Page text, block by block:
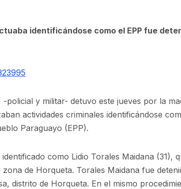
identificándose como el EPP fue
-policial y militar- detuvo este jueves por la
actividades criminales identificándose
Paraguayo (EPP).
como Lidio Torales Maidana (31),
de Horqueta. Torales Maidana fue
distrito de Horqueta. En el mismo